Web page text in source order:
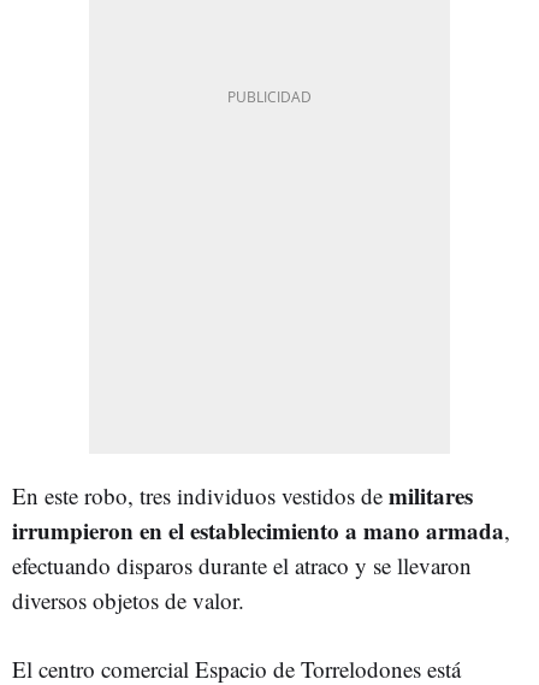
En este robo, tres individuos vestidos de militares
irrumpieron en el establecimiento a mano armada,
efectuando disparos durante el atraco y se llevaron
diversos objetos de valor.
El centro comercial Espacio de Torrelodones está